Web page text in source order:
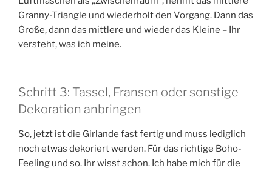
Granny-Triangle und wiederholt den Vorgang. Dann das
Große, dann das mittlere und wieder das Kleine – Ihr
versteht, was ich meine.
Schritt 3: Tassel, Fransen oder sonstige
Dekoration anbringen
So, jetzt ist die Girlande fast fertig und muss lediglich
noch etwas dekoriert werden. Für das richtige Boho-
Feeling und so. Ihr wisst schon. Ich habe mich für die